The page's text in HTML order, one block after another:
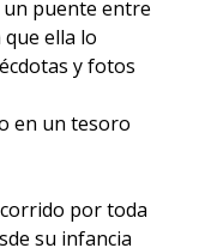
un puente entre
ella lo
y fotos
en un tesoro
por toda
su infancia